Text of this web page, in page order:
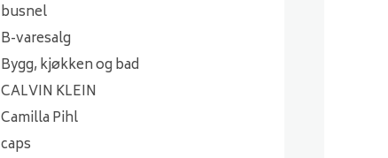
busnel
B-varesalg
Bygg, kjøkken og bad
CALVIN KLEIN
Camilla Pihl
caps